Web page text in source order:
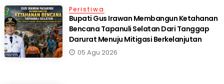
Peristiwa
Bupati Gus Irawan Membangun Ketahanan
Bencana Tapanuli Selatan Dari Tanggap
Darurat Menuju Mitigasi Berkelanjutan
05 Agu 2026